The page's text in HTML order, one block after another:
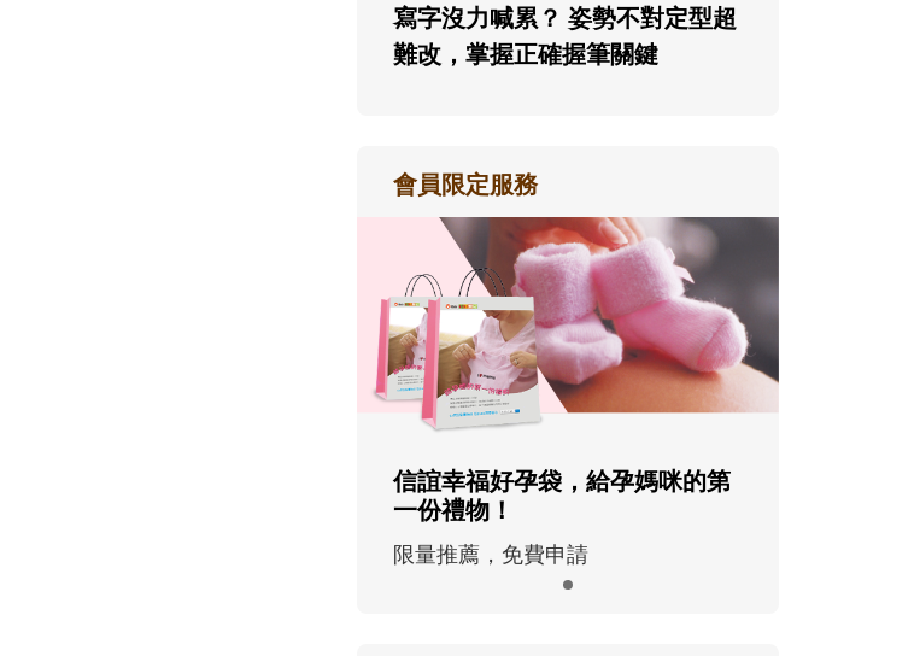
寫字沒力喊累？ 姿勢不對定型超
難改，掌握正確握筆關鍵
會員限定服務
信誼幸福好孕袋，給孕媽咪的第
一份禮物！
限量推薦，免費申請